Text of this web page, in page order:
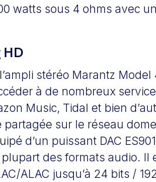
watts sous 4 ohms avec
HD
stéréo Marantz
à de nombreux
Music, Tidal et bien
sur le réseau
d’un puissant DAC
des formats audio. Il
ALAC jusqu’à 24 bits /